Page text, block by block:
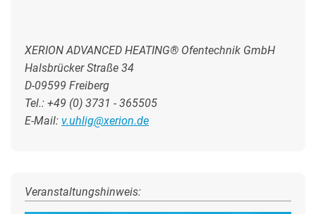
XERION ADVANCED HEATING® Ofentechnik GmbH
Halsbrücker Straße 34
D-09599 Freiberg
Tel.: +49 (0) 3731 - 365505
E-Mail: v.uhlig@xerion.de
Veranstaltungshinweis: